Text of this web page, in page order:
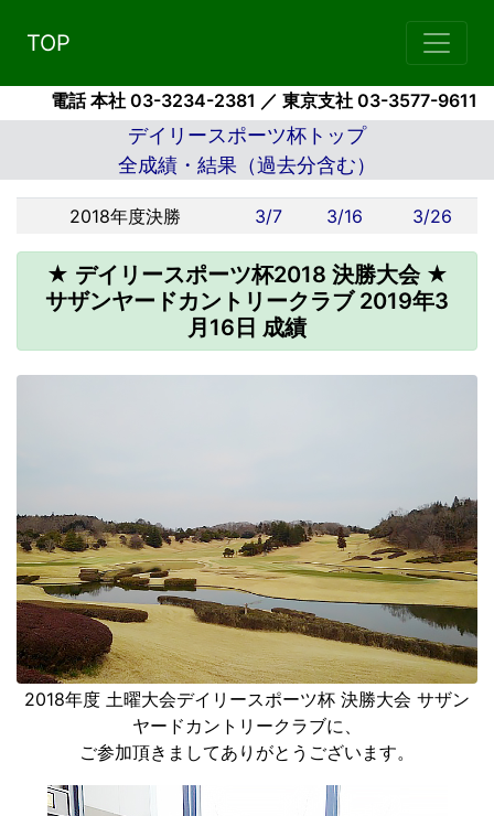
TOP
電話 本社 03-3234-2381 ／ 東京支社 03-3577-9611
デイリースポーツ杯トップ
全成績・結果（過去分含む）
2018年度決勝 3/7 3/16 3/26
★ デイリースポーツ杯2018 決勝大会 ★
サザンヤードカントリークラブ 2019年3
月16日 成績
2018年度 土曜大会デイリースポーツ杯 決勝大会 サザン
ヤードカントリークラブに、
ご参加頂きましてありがとうございます。